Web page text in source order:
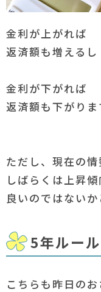
金利が上がれば
返済額も増えるし
金利が下がれば
返済額も下がりま
ただし、現在の
しばらくは上昇
良いのではないか
5年ルー
こちらも昨日のお